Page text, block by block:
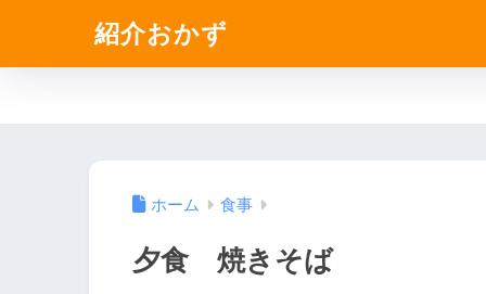
紹介おかず
ホーム 食事
夕食 焼きそば